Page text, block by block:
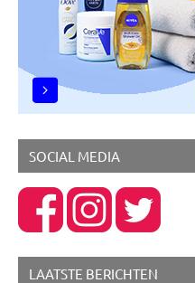
SOCIAL MEDIA
LAATSTE BERICHTEN